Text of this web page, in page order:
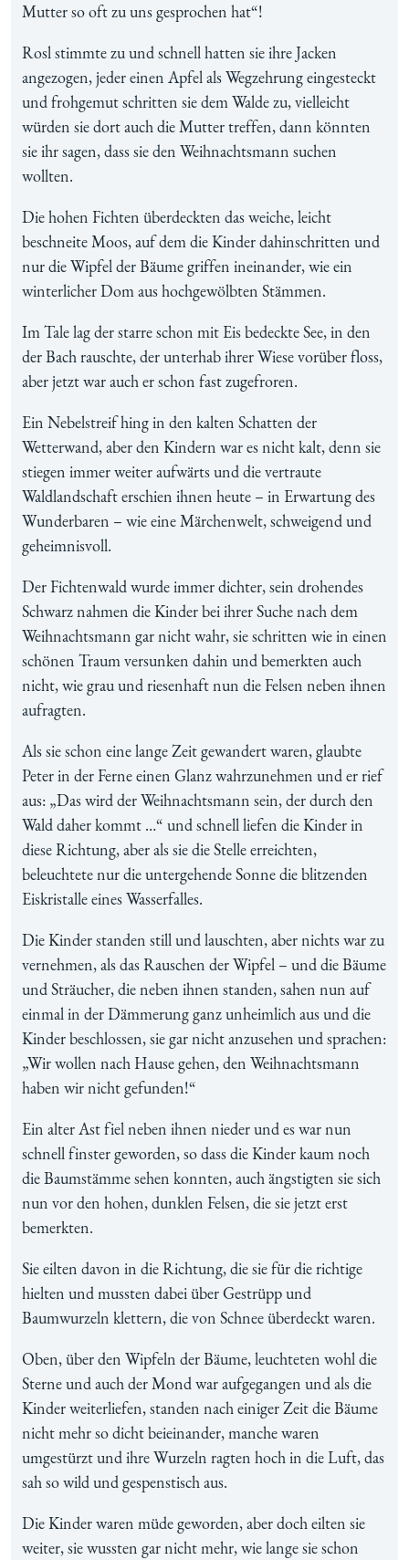
Mutter so oft zu uns gesprochen hat“!
Rosl stimmte zu und schnell hatten sie ihre Jacken
angezogen, jeder einen Apfel als Wegzehrung eingesteckt
und frohgemut schritten sie dem Walde zu, vielleicht
würden sie dort auch die Mutter treffen, dann könnten
sie ihr sagen, dass sie den Weihnachtsmann suchen
wollten.
Die hohen Fichten überdeckten das weiche, leicht
beschneite Moos, auf dem die Kinder dahinschritten und
nur die Wipfel der Bäume griffen ineinander, wie ein
winterlicher Dom aus hochgewölbten Stämmen.
Im Tale lag der starre schon mit Eis bedeckte See, in den
der Bach rauschte, der unterhab ihrer Wiese vorüber floss,
aber jetzt war auch er schon fast zugefroren.
Ein Nebelstreif hing in den kalten Schatten der
Wetterwand, aber den Kindern war es nicht kalt, denn sie
stiegen immer weiter aufwärts und die vertraute
Waldlandschaft erschien ihnen heute – in Erwartung des
Wunderbaren – wie eine Märchenwelt, schweigend und
geheimnisvoll.
Der Fichtenwald wurde immer dichter, sein drohendes
Schwarz nahmen die Kinder bei ihrer Suche nach dem
Weihnachtsmann gar nicht wahr, sie schritten wie in einen
schönen Traum versunken dahin und bemerkten auch
nicht, wie grau und riesenhaft nun die Felsen neben ihnen
aufragten.
Als sie schon eine lange Zeit gewandert waren, glaubte
Peter in der Ferne einen Glanz wahrzunehmen und er rief
aus: „Das wird der Weihnachtsmann sein, der durch den
Wald daher kommt …“ und schnell liefen die Kinder in
diese Richtung, aber als sie die Stelle erreichten,
beleuchtete nur die untergehende Sonne die blitzenden
Eiskristalle eines Wasserfalles.
Die Kinder standen still und lauschten, aber nichts war zu
vernehmen, als das Rauschen der Wipfel – und die Bäume
und Sträucher, die neben ihnen standen, sahen nun auf
einmal in der Dämmerung ganz unheimlich aus und die
Kinder beschlossen, sie gar nicht anzusehen und sprachen:
„Wir wollen nach Hause gehen, den Weihnachtsmann
haben wir nicht gefunden!“
Ein alter Ast fiel neben ihnen nieder und es war nun
schnell finster geworden, so dass die Kinder kaum noch
die Baumstämme sehen konnten, auch ängstigten sie sich
nun vor den hohen, dunklen Felsen, die sie jetzt erst
bemerkten.
Sie eilten davon in die Richtung, die sie für die richtige
hielten und mussten dabei über Gestrüpp und
Baumwurzeln klettern, die von Schnee überdeckt waren.
Oben, über den Wipfeln der Bäume, leuchteten wohl die
Sterne und auch der Mond war aufgegangen und als die
Kinder weiterliefen, standen nach einiger Zeit die Bäume
nicht mehr so dicht beieinander, manche waren
umgestürzt und ihre Wurzeln ragten hoch in die Luft, das
sah so wild und gespenstisch aus.
Die Kinder waren müde geworden, aber doch eilten sie
weiter, sie wussten gar nicht mehr, wie lange sie schon